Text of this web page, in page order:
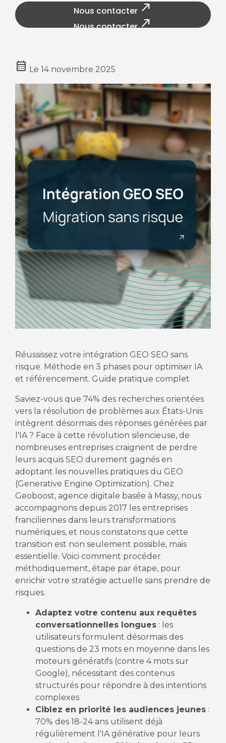
Nous contacter north_east
Nous contacternorth_east
calendar_month Le 14 novembre 2025
Réussissez votre intégration GEO SEO sans
risque. Méthode en 3 phases pour optimiser IA
et référencement. Guide pratique complet
Saviez-vous que 74% des recherches orientées
vers la résolution de problèmes aux États-Unis
intègrent désormais des réponses générées par
l'IA ? Face à cette révolution silencieuse, de
nombreuses entreprises craignent de perdre
leurs acquis SEO durement gagnés en
adoptant les nouvelles pratiques du GEO
(Generative Engine Optimization). Chez
Geoboost, agence digitale basée à Massy, nous
accompagnons depuis 2017 les entreprises
franciliennes dans leurs transformations
numériques, et nous constatons que cette
transition est non seulement possible, mais
essentielle. Voici comment procéder
méthodiquement, étape par étape, pour
enrichir votre stratégie actuelle sans prendre de
risques.
Adaptez votre contenu aux requêtes
conversationnelles longues: les
utilisateurs formulent désormais des
questions de 23 mots en moyenne dans les
moteurs génératifs (contre 4 mots sur
Google), nécessitant des contenus
structurés pour répondre à des intentions
complexes
Ciblez en priorité les audiences jeunes:
70% des 18-24 ans utilisent déjà
régulièrement l'IA générative pour leurs